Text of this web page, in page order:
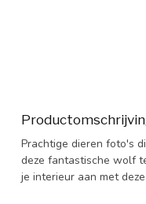
Prachtige dieren foto's
deze fantastische wolf
je interieur aan met